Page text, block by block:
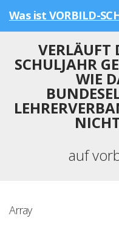
Was ist VORBILD-
VERLÄUFT
SCHULJAHR
WIE
auf
Array